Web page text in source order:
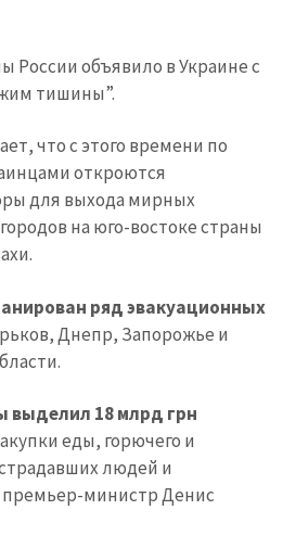
России объявило в Украине с
тишины”.
что с этого времени по
откроются
для выхода мирных
на юго-востоке страны
ряд эвакуационных
Днепр, Запорожье и
выделил 18 млрд грн
еды, горючего и
людей и
премьер-министр Денис